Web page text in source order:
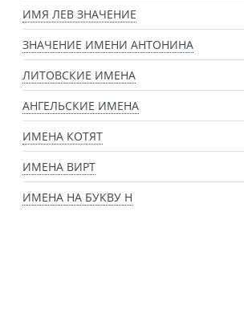
ИМЯ ЛЕВ ЗНАЧЕНИЕ
ЗНАЧЕНИЕ ИМЕНИ АНТОНИНА
ЛИТОВСКИЕ ИМЕНА
АНГЕЛЬСКИЕ ИМЕНА
ИМЕНА КОТЯТ
ИМЕНА ВИРТ
ИМЕНА НА БУКВУ Н